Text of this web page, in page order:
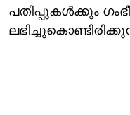
പതിപ്പുകള്‍ക്കും